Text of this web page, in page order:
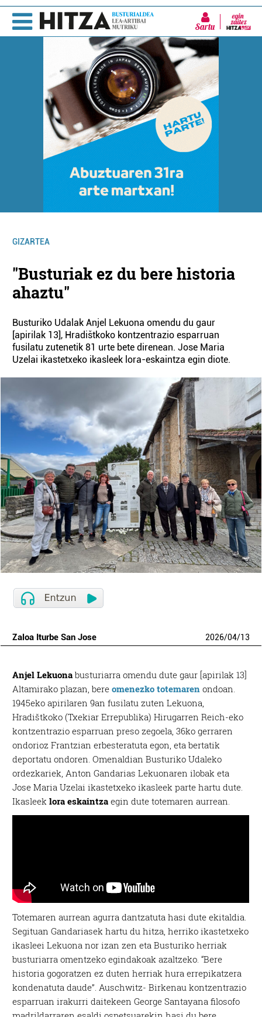
Sartu
GIZARTEA
"Busturiak ez du bere historia
ahaztu"
Busturiko Udalak Anjel Lekuona omendu du gaur
[apirilak 13], Hradištkoko kontzentrazio esparruan
fusilatu zutenetik 81 urte bete direnean. Jose Maria
Uzelai ikastetxeko ikasleek lora-eskaintza egin diote.
Zaloa Iturbe San Jose 2026/04/13
Anjel Lekuona busturiarra omendu dute gaur [apirilak 13]
Altamirako plazan, bereomenezko totemaren ondoan.
1945eko apirilaren 9an fusilatu zuten Lekuona,
Hradištkoko (Txekiar Errepublika) Hirugarren Reich-eko
kontzentrazio esparruan preso zegoela, 36ko gerraren
ondorioz Frantzian erbesteratuta egon, eta bertatik
deportatu ondoren. Omenaldian Busturiko Udaleko
ordezkariek, Anton Gandarias Lekuonaren ilobak eta
Jose Maria Uzelai ikastetxeko ikasleek parte hartu dute.
Ikasleek lora eskaintza egin dute totemaren aurrean.
Totemaren aurrean agurra dantzatuta hasi dute ekitaldia.
Segituan Gandariasek hartu du hitza, herriko ikastetxeko
ikasleei Lekuona nor izan zen eta Busturiko herriak
busturiarra omentzeko egindakoak azaltzeko. “Bere
historia gogoratzen ez duten herriak hura errepikatzera
kondenatuta daude”. Auschwitz- Birkenau kontzentrazio
esparruan irakurri daitekeen George Santayana filosofo